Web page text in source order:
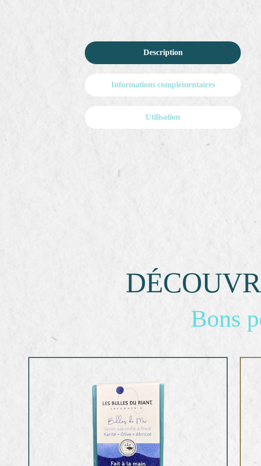
Description
Informations complémentaires
Utilisation
Bons